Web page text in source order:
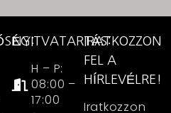
NYITVATARTÁS:
H – P:
08:00 –
17:00
IRATKOZZON
FEL A
HÍRLEVÉLRE!
Iratkozzon